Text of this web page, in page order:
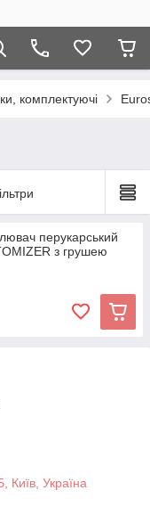
комплектуючі
перукарський
з грушею
Київ, Україна